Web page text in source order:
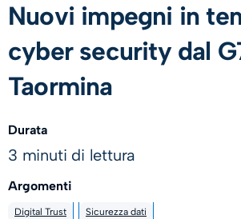
Nuovi impegni in
cyber security dal
Taormina
Durata
3 minuti di lettura
Argomenti
Digital Trust Sicurezza dati